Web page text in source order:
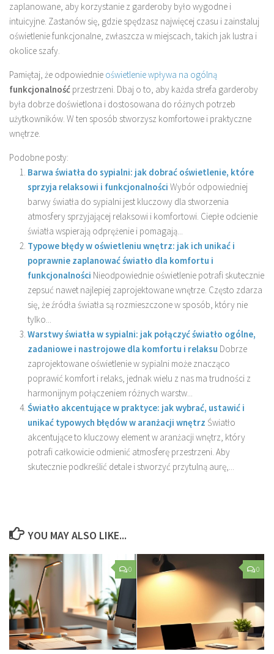
zaplanowane, aby korzystanie z garderoby było wygodne i
intuicyjne. Zastanów się, gdzie spędzasz najwięcej czasu i zainstaluj
oświetlenie funkcjonalne, zwłaszcza w miejscach, takich jak lustra i
okolice szafy.
Pamiętaj, że odpowiednie oświetlenie wpływa na ogólną
funkcjonalność przestrzeni. Dbaj o to, aby każda strefa garderoby
była dobrze doświetlona i dostosowana do różnych potrzeb
użytkowników. W ten sposób stworzysz komfortowe i praktyczne
wnętrze.
Podobne posty:
Barwa światła do sypialni: jak dobrać oświetlenie, które
sprzyja relaksowi i funkcjonalności Wybór odpowiedniej
barwy światła do sypialni jest kluczowy dla stworzenia
atmosfery sprzyjającej relaksowi i komfortowi. Ciepłe odcienie
światła wspierają odprężenie i pomagają...
Typowe błędy w oświetleniu wnętrz: jak ich unikać i
poprawnie zaplanować światło dla komfortu i
funkcjonalności Nieodpowiednie oświetlenie potrafi skutecznie
zepsuć nawet najlepiej zaprojektowane wnętrze. Często zdarza
się, że źródła światła są rozmieszczone w sposób, który nie
tylko...
Warstwy światła w sypialni: jak połączyć światło ogólne,
zadaniowe i nastrojowe dla komfortu i relaksu Dobrze
zaprojektowane oświetlenie w sypialni może znacząco
poprawić komfort i relaks, jednak wielu z nas ma trudności z
harmonijnym połączeniem różnych warstw...
Światło akcentujące w praktyce: jak wybrać, ustawić i
unikać typowych błędów w aranżacji wnętrz Światło
akcentujące to kluczowy element w aranżacji wnętrz, który
potrafi całkowicie odmienić atmosferę przestrzeni. Aby
skutecznie podkreślić detale i stworzyć przytulną aurę,...
YOU MAY ALSO LIKE...
0 0